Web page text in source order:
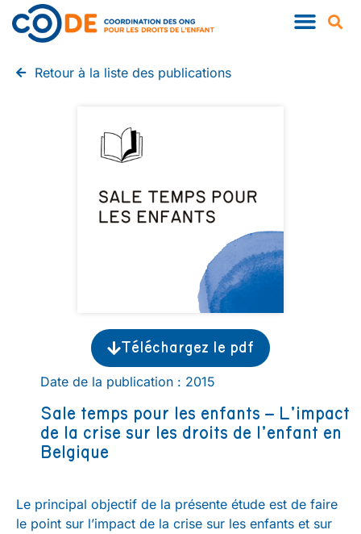
Retour à la liste des publications
Téléchargez le pdf
Date de la publication : 2015
Sale temps pour les enfants – L’impact
de la crise sur les droits de l’enfant en
Belgique
Le principal objectif de la présente étude est de faire
le point sur l’impact de la crise sur les enfants et sur